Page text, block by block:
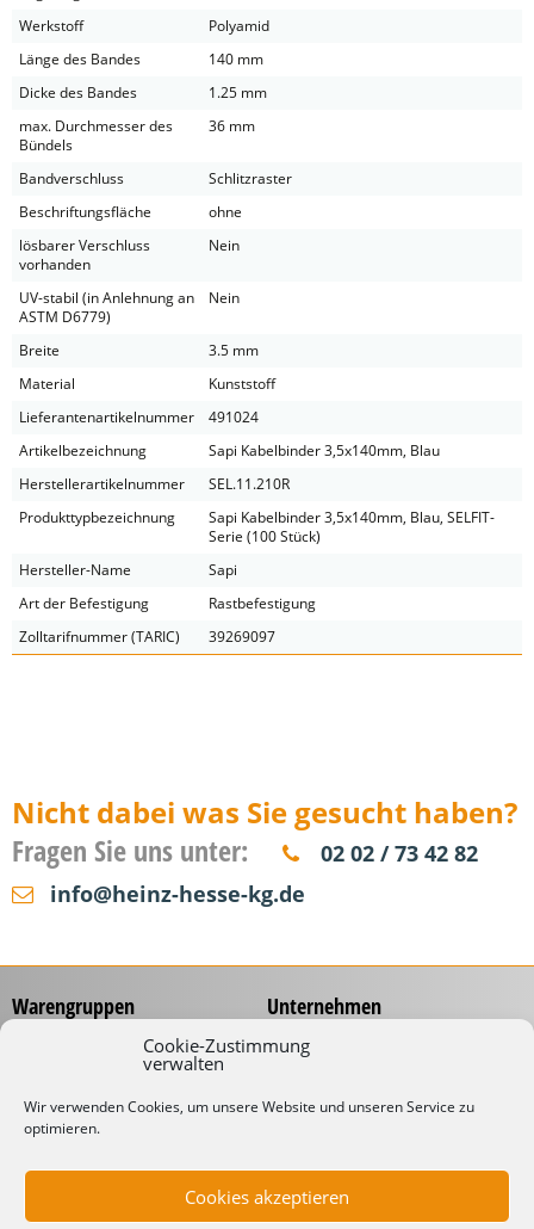
Cookie-Zustimmung
verwalten
Wir verwenden Cookies, um unsere Website und unseren Service zu
optimieren.
Cookies akzeptieren
Werkstoff
Polyamid
Länge des Bandes
140 mm
Dicke des Bandes
1.25 mm
max. Durchmesser des
Bündels
36 mm
Bandverschluss
Schlitzraster
Beschriftungsfläche
ohne
lösbarer Verschluss
vorhanden
Nein
UV-stabil (in Anlehnung an
ASTM D6779)
Nein
Breite
3.5 mm
Material
Kunststoff
Lieferantenartikelnummer
491024
Artikelbezeichnung
Sapi Kabelbinder 3,5x140mm, Blau
Herstellerartikelnummer
SEL.11.210R
Produkttypbezeichnung
Sapi Kabelbinder 3,5x140mm, Blau, SELFIT-
Serie (100 Stück)
Hersteller-Name
Sapi
Art der Befestigung
Rastbefestigung
Zolltarifnummer (TARIC)
39269097
Nicht dabei was Sie gesucht haben?
Fragen Sie uns unter:
02 02 / 73 42 82
info@heinz-hesse-kg.de
Warengruppen
Koffer & Taschen
Kabelbinder
Unternehmen
Service
Katalog
Downloads